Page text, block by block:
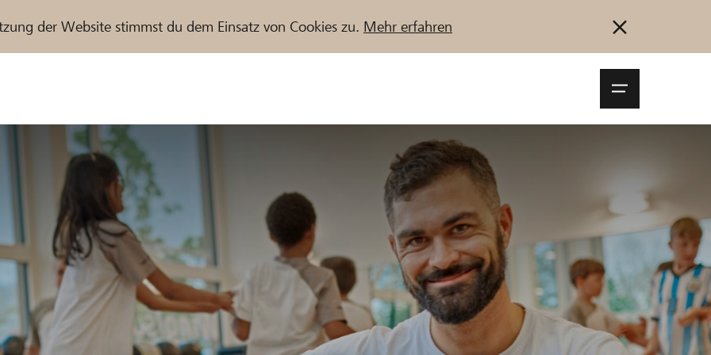
der Website stimmst du dem Einsatz von Cookies zu. Mehr erfahren
/ Raiffeisenbank Anmelden
Jetzt starten